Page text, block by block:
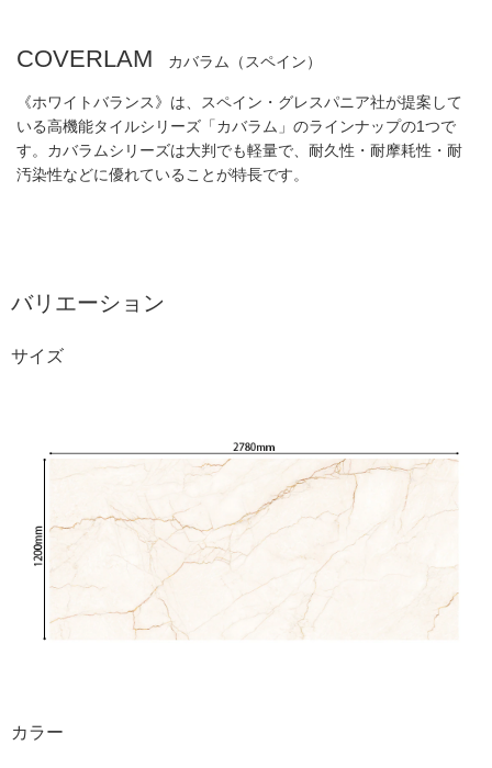
COVERLAM カバラム（スペイン）
《ホワイトバランス》は、スペイン・グレスパニア社が提案して
いる高機能タイルシリーズ「カバラム」のラインナップの1つで
す。カバラムシリーズは大判でも軽量で、耐久性・耐摩耗性・耐
汚染性などに優れていることが特長です。
バリエーション
サイズ
カラー